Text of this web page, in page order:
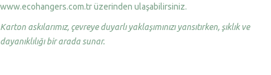
www.ecohangers.com.tr üzerinden ulaşabilirsiniz.
Karton askılarımız, çevreye duyarlı yaklaşımınızı yansıtırken, şıklık ve
dayanıklılığı bir arada sunar.